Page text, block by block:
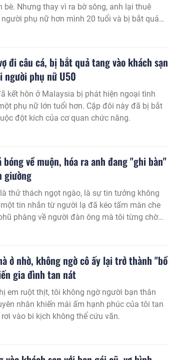
bè. Nhưng thay vì ra bờ sông, anh lại thuê
phụ nữ hơn mình 20 tuổi và bị bắt quả
đi câu cá, bị bắt quả tang vào khách sạn
người phụ nữ U50
kết hôn ở Malaysia bị phát hiện ngoại tình
phụ nữ lớn tuổi hơn. Cặp đôi này đã bị bắt
đột kích của cơ quan chức năng.
về muộn, hóa ra anh đang "ghi bàn"
giường
thử thách ngọt ngào, là sự tin tưởng không
tin nhắn từ người lạ đã kéo tấm màn che
phàng về người đàn ông mà tôi từng chờ
ở nhờ, không ngờ cô ấy lại trở thành "bồ
gia đình tan nát
em ruột thịt, tôi không ngờ người bạn thân
nhân khiến mái ấm hạnh phúc của tôi tan
vào bi kịch không thể cứu vãn.